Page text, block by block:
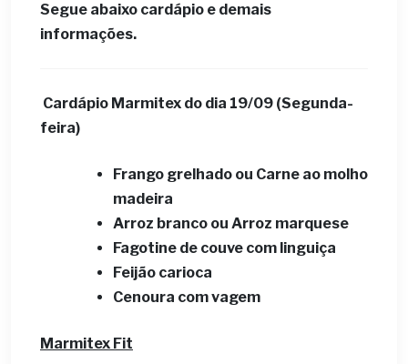
Segue abaixo cardápio e demais
informações.
Cardápio Marmitex do dia 19/09 (Segunda-
feira)
Frango grelhado ou Carne ao molho
madeira
Arroz branco ou Arroz marquese
Fagotine de couve com linguiça
Feijão carioca
Cenoura com vagem
Marmitex Fit